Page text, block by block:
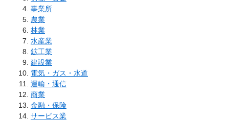
事業所
農業
林業
水産業
鉱工業
建設業
電気・ガス・水道
運輸・通信
商業
金融・保険
サービス業